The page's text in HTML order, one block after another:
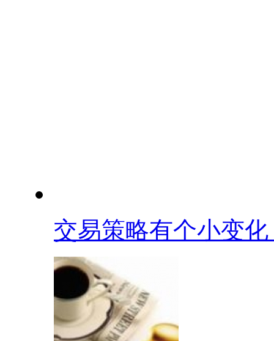
交易策略有个小变化